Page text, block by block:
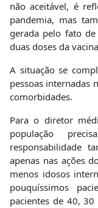
não aceitável, é
pandemia, mas
gerada pelo fato
duas doses da
A situação se
pessoas internadas
comorbidades.
Para o diretor
população
responsabilidade
apenas nas ações
menos idosos
pouquíssimos
pacientes de 40,